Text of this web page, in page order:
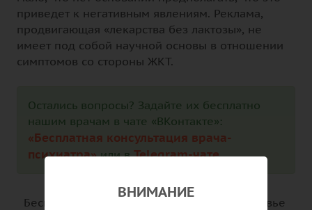
приведет к негативным явлениям. Реклама,
продвигающая «лекарства без лактозы», не
имеет под собой научной основы в отношении
симптомов со стороны ЖКТ.
Остались вопросы? Задайте их бесплатно
нашим врачам в чате «ВКонтакте»:
«Бесплатная консультация врача-
психиатра»или вTelegram-чате.
Беспокоитесь о своем психическом здоровье
ВНИМАНИЕ